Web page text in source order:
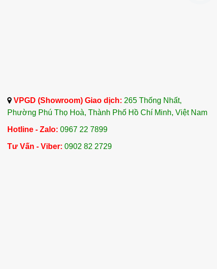
VPGD (Showroom) Giao dịch: 265 Thống Nhất,
Phường Phú Thọ Hoà, Thành Phố Hồ Chí Minh, Việt Nam
Hotline - Zalo: 0967 22 7899
Tư Vấn - Viber: 0902 82 2729